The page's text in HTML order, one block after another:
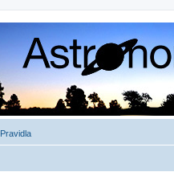
Pravidla